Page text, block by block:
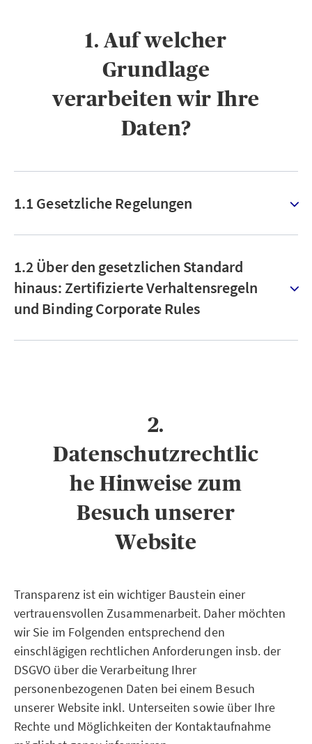
1. Auf welcher
Grundlage
verarbeiten wir Ihre
Daten?
1.1 Gesetzliche Regelungen
1.2 Über den gesetzlichen Standard
hinaus: Zertifizierte Verhaltensregeln
und Binding Corporate Rules
2.
Datenschutzrechtlic
he Hinweise zum
Besuch unserer
Website
Transparenz ist ein wichtiger Baustein einer
vertrauensvollen Zusammenarbeit. Daher möchten
wir Sie im Folgenden entsprechend den
einschlägigen rechtlichen Anforderungen insb. der
DSGVO über die Verarbeitung Ihrer
personenbezogenen Daten bei einem Besuch
unserer Website inkl. Unterseiten sowie über Ihre
Rechte und Möglichkeiten der Kontaktaufnahme